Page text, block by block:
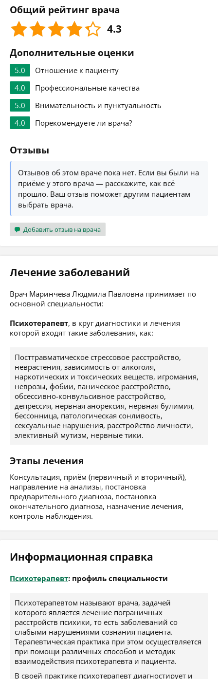
Общий рейтинг врача
4.3
Дополнительные оценки
5.0
Отношение к пациенту
4.0
Профессиональные качества
5.0
Внимательность и пунктуальность
4.0
Порекомендуете ли врача?
Отзывы
Отзывов об этом враче пока нет. Если вы были на
приёме у этого врача — расскажите, как всё
прошло. Ваш отзыв поможет другим пациентам
выбрать врача.
Добавить отзыв на врача
Лечение заболеваний
Врач Маринчева Людмила Павловна принимает по
основной специальности:
Психотерапевт, в круг диагностики и лечения
которой входят такие заболевания, как:
Посттравматическое стрессовое расстройство,
неврастения, зависимость от алкоголя,
наркотических и токсических веществ, игромания,
неврозы, фобии, паническое расстройство,
обсессивно-конвульсивное расстройство,
депрессия, нервная анорексия, нервная булимия,
бессонница, патологическая сонливость,
сексуальные нарушения, расстройство личности,
элективный мутизм, нервные тики.
Этапы лечения
Консультация, приём (первичный и вторичный),
направление на анализы, постановка
предварительного диагноза, постановка
окончательного диагноза, назначение лечения,
контроль наблюдения.
Информационная справка
Психотерапевт: профиль специальности
Психотерапевтом называют врача, задачей
которого является лечение пограничных
расстройств психики, то есть заболеваний со
слабыми нарушениями сознания пациента.
Терапевтическая практика при этом осуществляется
при помощи различных способов и методик
взаимодействия психотерапевта и пациента.
В своей практике психотерапевт диагностирует и